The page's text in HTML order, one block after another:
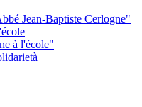
Jean-Baptiste Cerlogne"
à l'école"